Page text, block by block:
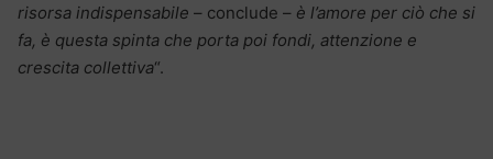
risorsa indispensabile – conclude – è l’amore per ciò che si
fa, è questa spinta che porta poi fondi, attenzione e
crescita collettiva“.